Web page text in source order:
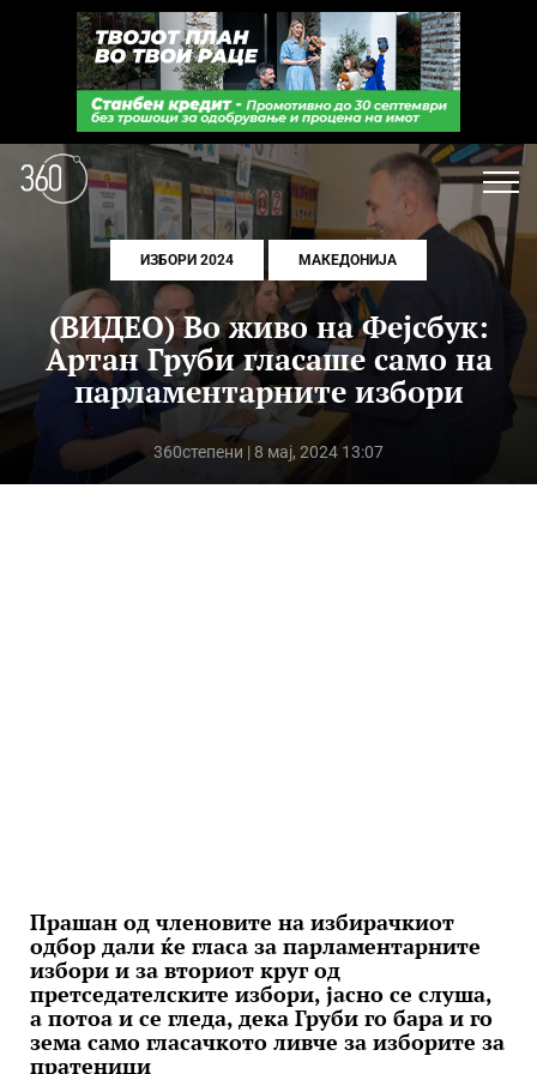
ИЗБОРИ 2024 МАКЕДОНИЈА
(ВИДЕО) Во живо на Фејсбук:
Артан Груби гласаше само на
парламентарните избори
360степени | 8 мај, 2024 13:07
Прашан од членовите на избирачкиот
одбор дали ќе гласа за парламентарните
избори и за вториот круг од
претседателските избори, јасно се слуша,
а потоа и се гледа, дека Груби го бара и го
зема само гласачкото ливче за изборите за
пратеници